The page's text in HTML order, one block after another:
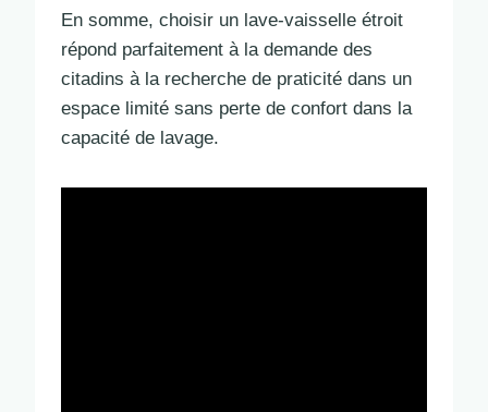
En somme, choisir un lave-vaisselle étroit
répond parfaitement à la demande des
citadins à la recherche de praticité dans un
espace limité sans perte de confort dans la
capacité de lavage.